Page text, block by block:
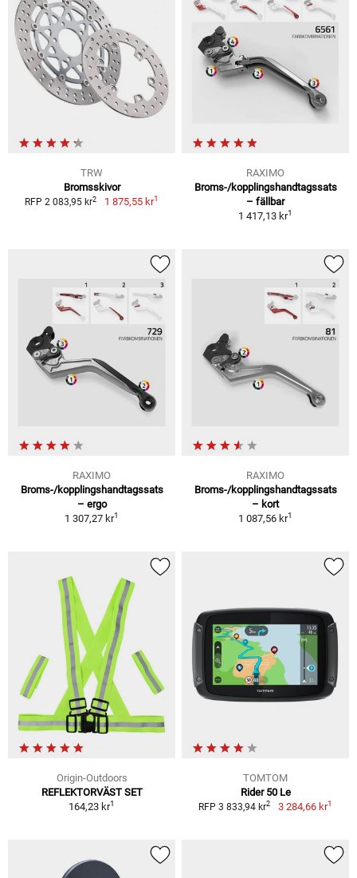
TRW
Bromsskivor
RFP 2 083,95 kr2 1 875,55 kr1
RAXIMO
Broms-/kopplingshandtagssats
– fällbar
1 417,13 kr1
RAXIMO
Broms-/kopplingshandtagssats
– ergo
1 307,27 kr1
RAXIMO
Broms-/kopplingshandtagssats
– kort
1 087,56 kr1
Origin-Outdoors
REFLEKTORVÄST SET
164,23 kr1
TOMTOM
Rider 50 Le
RFP 3 833,94 kr2 3 284,66 kr1